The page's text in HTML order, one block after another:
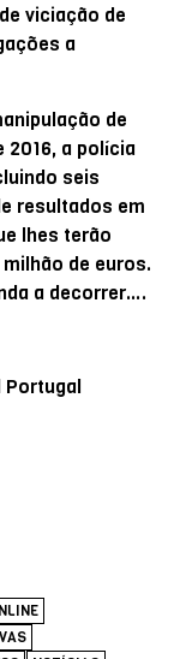
viciação de
a
de
a polícia
seis
resultados em
lhes terão
de euros.
a decorrer….
Portugal